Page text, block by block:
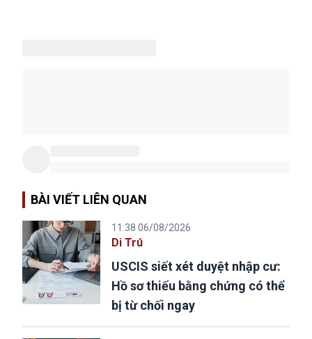
BÀI VIẾT LIÊN QUAN
11:38 06/08/2026
Di Trú
USCIS siết xét duyệt nhập cư:
Hồ sơ thiếu bằng chứng có thể
bị từ chối ngay